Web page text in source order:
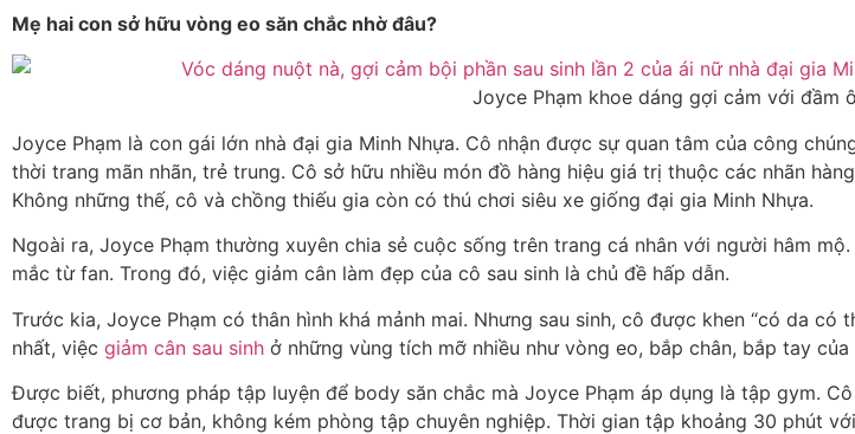
Mẹ hai con sở hữu vòng eo săn chắc nhờ đâu?
Joyce Phạm khoe dáng gợi cảm với đầm
Joyce Phạm là con gái lớn nhà đại gia Minh Nhựa. Cô nhận được sự quan tâm của công
thời trang mãn nhãn, trẻ trung. Cô sở hữu nhiều món đồ hàng hiệu giá trị thuộc các nhãn
Không những thế, cô và chồng thiếu gia còn có thú chơi siêu xe giống đại gia Minh Nhựa.
Ngoài ra, Joyce Phạm thường xuyên chia sẻ cuộc sống trên trang cá nhân với người hâm
mắc từ fan. Trong đó, việc giảm cân làm đẹp của cô sau sinh là chủ đề hấp dẫn.
Trước kia, Joyce Phạm có thân hình khá mảnh mai. Nhưng sau sinh, cô được khen “có da có
nhất, việc giảm cân sau sinh ở những vùng tích mỡ nhiều như vòng eo, bắp chân, bắp tay
Được biết, phương pháp tập luyện để body săn chắc mà Joyce Phạm áp dụng là tập gym.
được trang bị cơ bản, không kém phòng tập chuyên nghiệp. Thời gian tập khoảng 30 phút